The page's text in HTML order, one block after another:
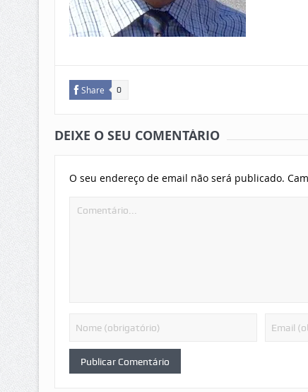
Share 0
DEIXE O SEU COMENTÁRIO
O seu endereço de email não será publicado.